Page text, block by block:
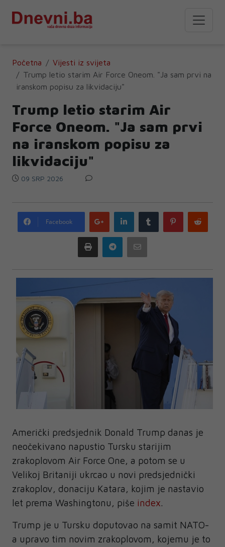
Početna
Vijesti iz svijeta
Trump letio starim Air Force Oneom. "Ja sam prvi na
iranskom popisu za likvidaciju"
Trump letio starim Air
Force Oneom. "Ja sam prvi
na iranskom popisu za
likvidaciju"
09 SRP 2026
Facebook
Google
plus
LinkedIn Tumblr Pinterest
Print Telegram
Američki predsjednik Donald Trump danas je
neočekivano napustio Tursku starijim
zrakoplovom Air Force One, a potom se u
Velikoj Britaniji ukrcao u novi predsjednički
zrakoplov, donaciju Katara, kojim je nastavio
let prema Washingtonu, piše index.
Trump je u Tursku doputovao na samit NATO-
a upravo tim novim zrakoplovom, kojemu je to